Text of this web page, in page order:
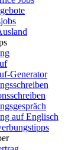
Generator
auf Englisch